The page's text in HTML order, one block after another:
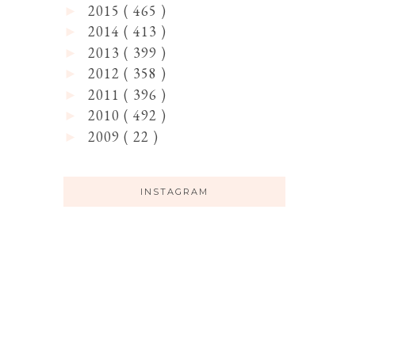
2015 ( 465 )
2014 ( 413 )
2013 ( 399 )
2012 ( 358 )
2011 ( 396 )
2010 ( 492 )
2009 ( 22 )
INSTAGRAM